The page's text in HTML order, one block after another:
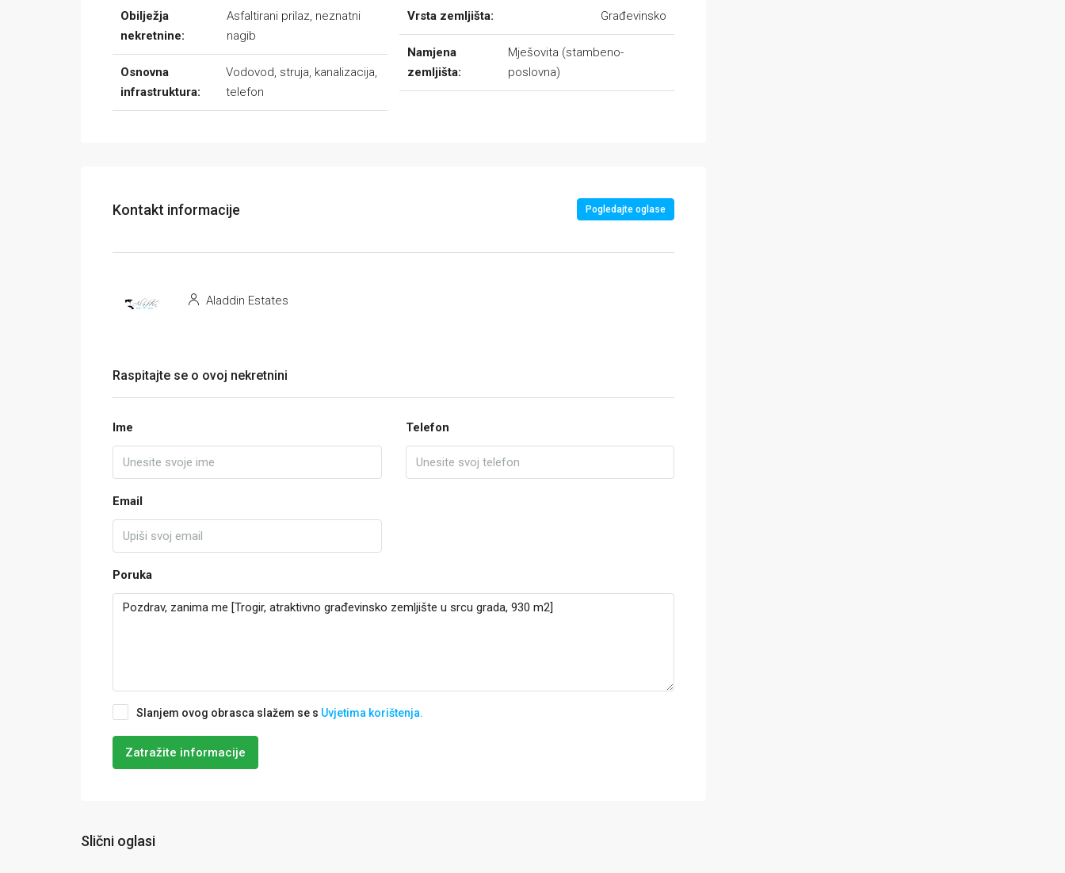
Obilježja
nekretnine:
Asfaltirani prilaz, neznatni
nagib
Osnovna
infrastruktura:
Vodovod, struja, kanalizacija,
telefon
Vrsta zemljišta: Građevinsko
Namjena
zemljišta:
Mješovita (stambeno-
poslovna)
Kontakt informacije Pogledajte oglase
Aladdin Estates
Raspitajte se o ovoj nekretnini
Ime Telefon
Email
Poruka
Slanjem ovog obrasca slažem se s Uvjetima korištenja.
Zatražite informacije
Slični oglasi